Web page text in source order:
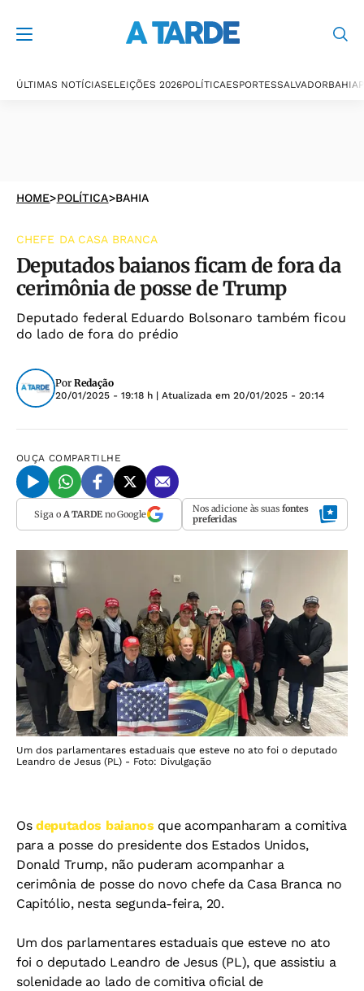
ÚLTIMAS NOTÍCIASELEIÇÕES 2026POLÍTICAESPORTESSALVADORBAHIA
HOME>POLÍTICA>BAHIA
CHEFE DA CASA BRANCA
Deputados baianos ficam de fora da
cerimônia de posse de Trump
Deputado federal Eduardo Bolsonaro também ficou
do lado de fora do prédio
Por Redação
20/01/2025 - 19:18 h | Atualizada em 20/01/2025 - 20:14
OUÇA COMPARTILHE
Siga o A TARDEno Google Nos adicione às suas fontes
preferidas
Um dos parlamentares estaduais que esteve no ato foi o deputado
Leandro de Jesus (PL) - Foto: Divulgação
Osdeputados baianos que acompanharam a comitiva
para a posse do presidente dos Estados Unidos,
Donald Trump, não puderam acompanhar a
cerimônia de posse do novo chefe da Casa Branca no
Capitólio, nesta segunda-feira, 20.
Um dos parlamentares estaduais que esteve no ato
foi o deputado Leandro de Jesus (PL), que assistiu a
solenidade ao lado de comitiva oficial de